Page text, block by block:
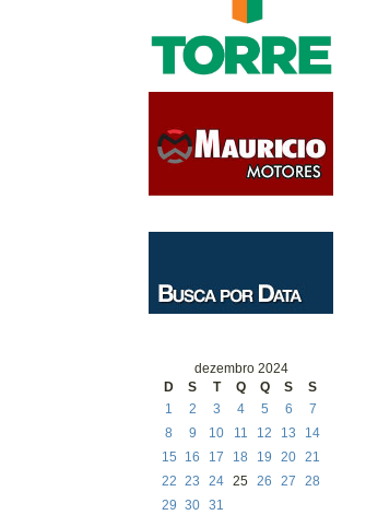
dezembro 2024
D
S T Q Q S
S
1
2 3 4 5 6
7
8
9 10 11 12 13
14
15
16 17 18 19 20 21
22 23 24 25 26 27
28
29 30 31